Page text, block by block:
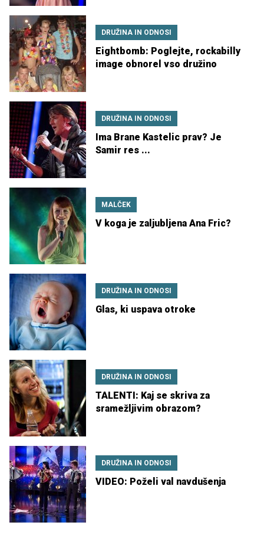
DRUŽINA IN ODNOSI
Eightbomb: Poglejte, rockabilly
image obnorel vso družino
DRUŽINA IN ODNOSI
Ima Brane Kastelic prav? Je
Samir res ...
MALČEK
V koga je zaljubljena Ana Fric?
DRUŽINA IN ODNOSI
Glas, ki uspava otroke
DRUŽINA IN ODNOSI
TALENTI: Kaj se skriva za
sramežljivim obrazom?
DRUŽINA IN ODNOSI
VIDEO: Poželi val navdušenja